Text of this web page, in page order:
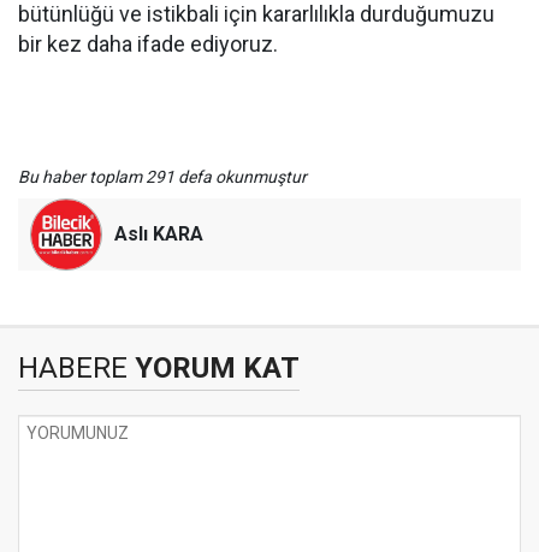
bütünlüğü ve istikbali için kararlılıkla durduğumuzu
bir kez daha ifade ediyoruz.
Bu haber toplam 291 defa okunmuştur
Aslı KARA
HABERE YORUM KAT